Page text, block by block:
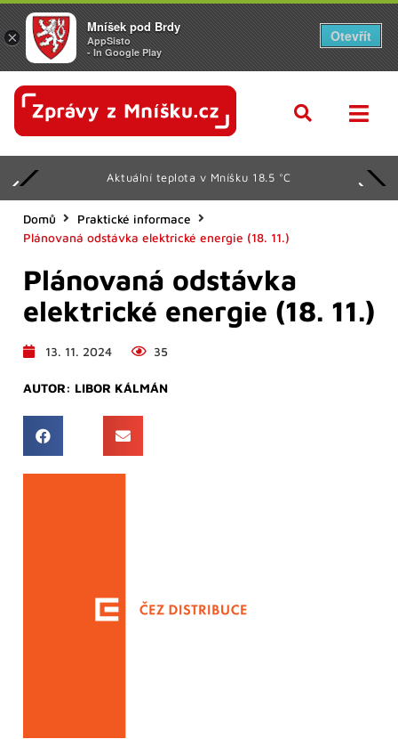
Aktuální teplota v Mníšku 18.5 °C
Domů
Praktické informace
Plánovaná odstávka elektrické energie (18. 11.)
Plánovaná odstávka
elektrické energie (18. 11.)
13. 11. 2024 35
AUTOR: LIBOR KÁLMÁN
×
Mníšek pod Brdy
AppSisto
- In Google Play
Otevřít